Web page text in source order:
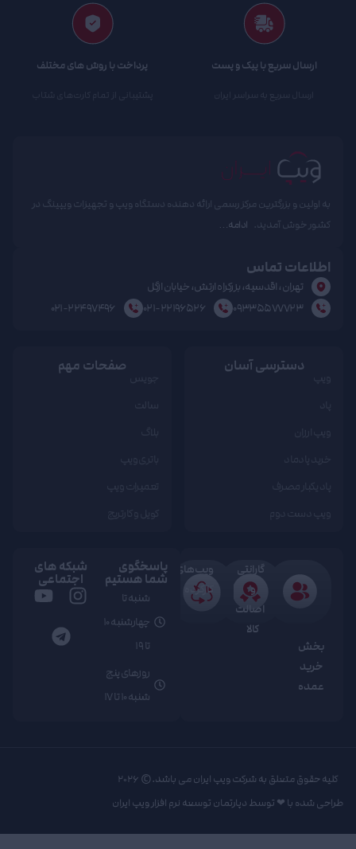
ارسال سریع با پیک و پست پرداخت با روش های مختلف
به اولین و بزرگترین مرکز رسمی ارائه دهنده دستگاه ویپ و تجهیزات ویپینگ در
کشور خوش آمدید. ادامه…
اطلاعات تماس
تهران، اقدسیه، بزرکراه ارتش، خیابان ازگل
۰۹۳۳۵۵۷۷۷۲۳
۰۲۱-۲۲۱۹۶۵۲۶ ۰۲۱-۲۲۴۹۷۴۹۶
دسترسی آسان صفحات مهم
بخش
خرید
عمده
گارانتی
و
اصالت
کالا
ویپ‌های
کارکرده
پاسخگوی
شما هستیم
شنبه تا
چهارشنبه 10
تا 19
روزهای پنج
شنبه 10 تا 17
شبکه های
اجتماعی
کليه حقوق متعلق به شرکت ویپ ایران می باشد.© 2026
طراحی شده با ❤︎ توسط دپارتمان توسعه نرم افزار ویپ ایران